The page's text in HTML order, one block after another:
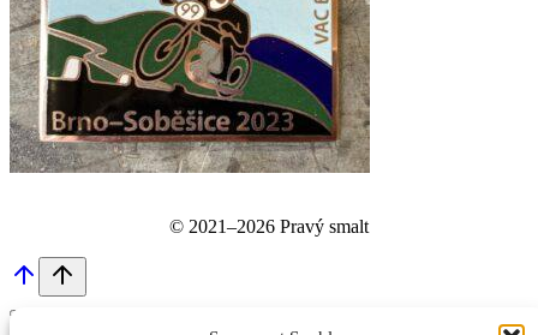
© 2021–2026 Pravý smalt